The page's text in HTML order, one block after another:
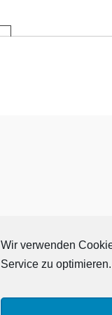
Wir verwenden
Service zu optimieren.